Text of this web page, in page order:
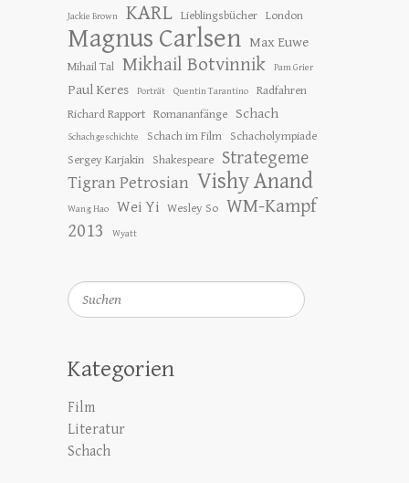
Jackie Brown KARL Lieblingsbücher London
Magnus Carlsen Max Euwe
Mihail Tal Mikhail Botvinnik Pam Grier
Paul Keres Porträt Quentin Tarantino
Radfahren
Richard Rapport Romananfänge Schach
Schachgeschichte Schach im Film
Schacholympiade
Sergey Karjakin
Shakespeare Strategeme
Tigran Petrosian Vishy Anand
Wang Hao Wei Yi Wesley So WM-Kampf
2013
Wyatt
Suchen
Kategorien
Film
Literatur
Schach